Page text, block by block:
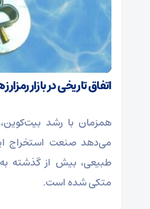
اتفاق تاریخی در بازار
همزمان با رشد
می‌دهد صنعت استخراج
طبیعی، بیش از گذشته
متکی شده است.